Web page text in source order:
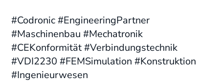
#Codronic #EngineeringPartner
#Maschinenbau #Mechatronik
#CEKonformität #Verbindungstechnik
#VDI2230 #FEMSimulation #Konstruktion
#Ingenieurwesen